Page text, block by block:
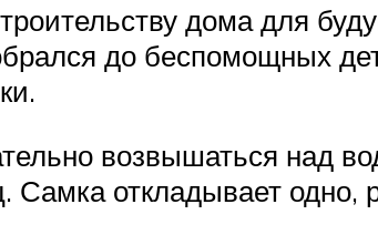
дома для
до беспомощных
возвышаться над
откладывает одно,